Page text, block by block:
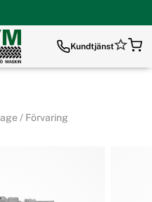
Kundtjänst
/ Förvaring